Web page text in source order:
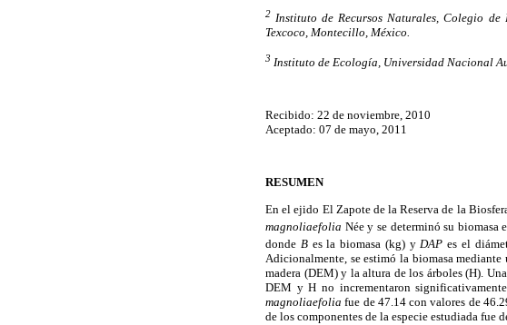
2 Instituto de Recursos Naturales, Colegio
Texcoco, Montecillo, México.
3 Instituto de Ecología, Universidad Nacional
Recibido: 22 de noviembre, 2010
Aceptado: 07 de mayo, 2011
RESUMEN
En el ejido El Zapote de la Reserva de la
magnoliaefolia Née y se determinó su biomasa
donde Bes la biomasa (kg) yDAP es el
Adicionalmente, se estimó la biomasa
madera (DEM) y la altura de los árboles (H).
DEM y H no incrementaron
magnoliaefolia fue de 47.14 con valores de
de los componentes de la especie estudiada fue